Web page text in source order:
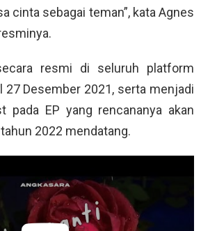
cinta sebagai teman”, kata Agnes
resmi di seluruh platform
27 Desember 2021, serta menjadi
pada EP yang rencananya akan
2022 mendatang.